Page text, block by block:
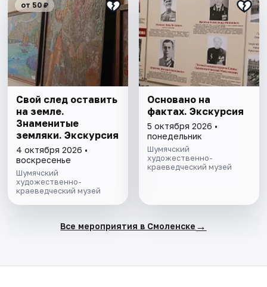
от 50 ₽
Свой след оставить
на земле.
Знаменитые
земляки. Экскурсия
4 октября 2026 •
воскресенье
Шумячский
художественно-
краеведческий музей
Основано на
фактах. Экскурсия
5 октября 2026 •
понедельник
Шумячский
художественно-
краеведческий музей
Все мероприятия в Смоленске →